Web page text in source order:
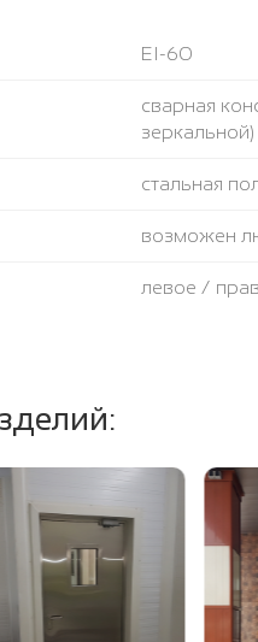
EI-60
сварная
зеркальной)
стальная
возможен
левое /